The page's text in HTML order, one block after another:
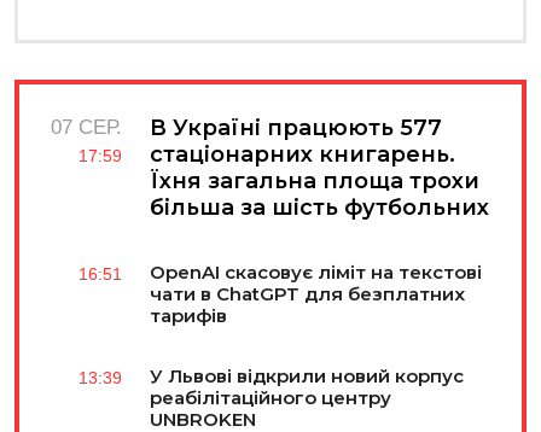
07 СЕР.
17:59
В Україні працюють 577
стаціонарних книгарень.
Їхня загальна площа трохи
більша за шість футбольних
16:51
OpenAI скасовує ліміт на текстові
чати в ChatGPT для безплатних
тарифів
13:39
У Львові відкрили новий корпус
реабілітаційного центру
UNBROKEN